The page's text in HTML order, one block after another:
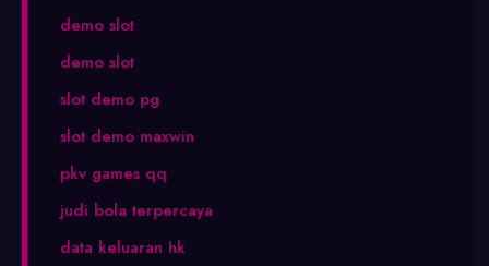
demo slot
demo slot
slot demo pg
slot demo maxwin
pkv games qq
judi bola terpercaya
data keluaran hk